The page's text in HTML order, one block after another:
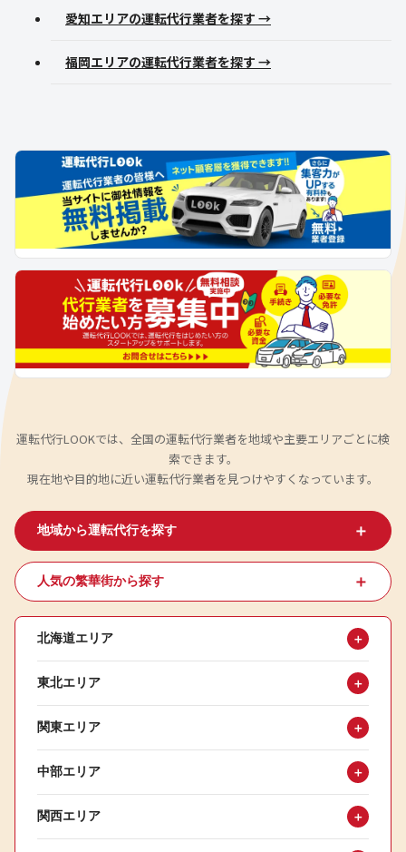
愛知エリアの運転代行業者を探す →
福岡エリアの運転代行業者を探す →
運転代行LOOKでは、全国の運転代行業者を地域や主要エリアごとに検
索できます。
現在地や目的地に近い運転代行業者を見つけやすくなっています。
地域から運転代行を探す ＋
人気の繁華街から探す ＋
北海道エリア ＋
東北エリア ＋
関東エリア ＋
中部エリア ＋
関西エリア ＋